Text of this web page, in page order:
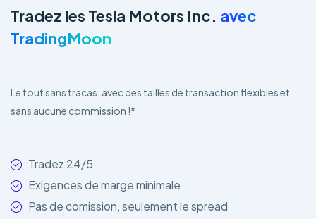
Tradez les Tesla Motors Inc. avec
TradingMoon
Le tout sans tracas, avec des tailles de transaction flexibles et
sans aucune commission !*
Tradez 24/5
Exigences de marge minimale
Pas de comission, seulement le spread